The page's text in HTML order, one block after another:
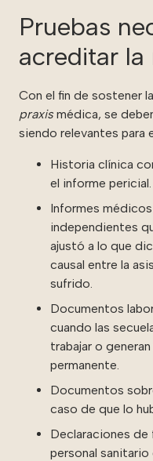
Pruebas
acreditar la
Con el fin de sostener
praxismédica, se
siendo relevantes para
Historia clínica
el informe pericial.
Informes
independientes
ajustó a lo que
causal entre la
sufrido.
Documentos
cuando las
trabajar o
permanente.
Documentos
caso de que lo
Declaraciones de
personal